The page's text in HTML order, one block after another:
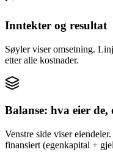
Inntekter og resultat
Søyler viser omsetning.
etter alle kostnader.
Balanse: hva eier
Venstre side viser
finansiert (egenkapital +